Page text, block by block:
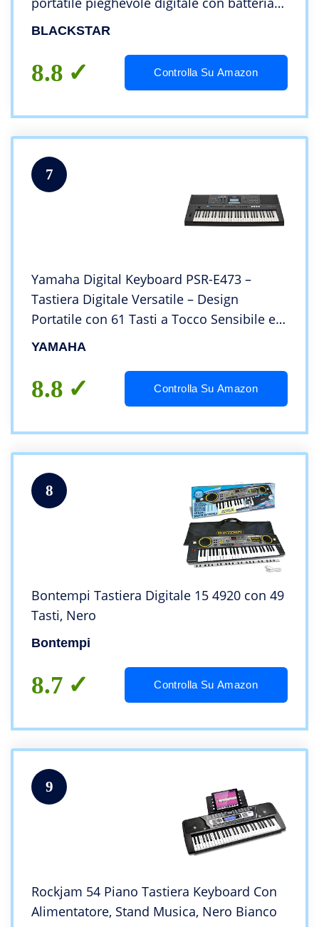
ricaricabile
BLACKSTAR
8.8 Controlla Su Amazon
7
Yamaha Digital Keyboard PSR-E473 –
Tastiera Digitale Versatile – Design
Portatile con 61 Tasti a Tocco Sensibile e
Vari Stili di Accompagnamento – Nero
YAMAHA
8.8 Controlla Su Amazon
8
Bontempi Tastiera Digitale 15 4920 con 49
Tasti, Nero
Bontempi
8.7 Controlla Su Amazon
9
Rockjam 54 Piano Tastiera Keyboard Con
Alimentatore, Stand Musica, Nero Bianco